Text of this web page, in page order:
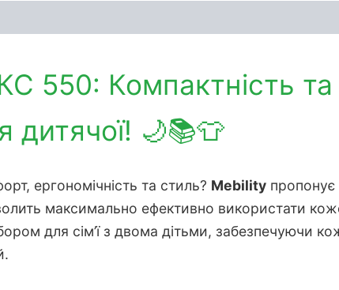
550: Компактність та
дитячої! 🌙📚👕
ергономічність та стиль? Mebility пропонує
максимально ефективно використати
для сім’ї з двома дітьми, забезпечуючи